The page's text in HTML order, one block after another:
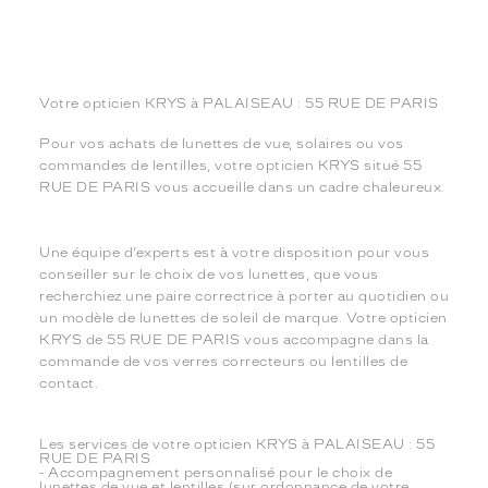
Votre opticien KRYS à PALAISEAU : 55 RUE DE PARIS
Pour vos achats de lunettes de vue, solaires ou vos
commandes de lentilles, votre opticien KRYS situé 55
RUE DE PARIS vous accueille dans un cadre chaleureux.
Une équipe d’experts est à votre disposition pour vous
conseiller sur le choix de vos lunettes, que vous
recherchiez une paire correctrice à porter au quotidien ou
un modèle de lunettes de soleil de marque. Votre opticien
KRYS de 55 RUE DE PARIS vous accompagne dans la
commande de vos verres correcteurs ou lentilles de
contact.
Les services de votre opticien KRYS à PALAISEAU : 55
RUE DE PARIS
- Accompagnement personnalisé pour le choix de